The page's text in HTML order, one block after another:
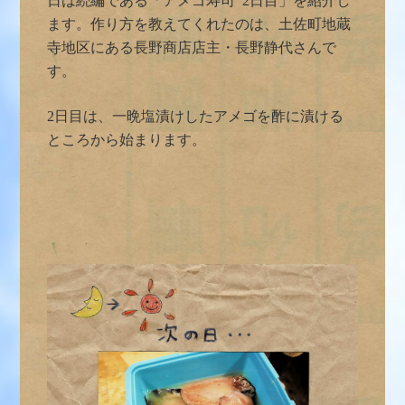
ます。作り方を教えてくれたのは、土佐町地蔵
寺地区にある長野商店店主・長野静代さんで
す。
2日目は、一晩塩漬けしたアメゴを酢に漬ける
ところから始まります。